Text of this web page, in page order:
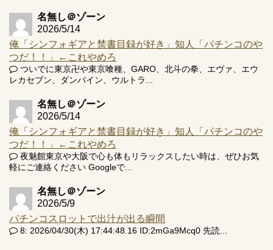
名無し＠ゾーン
2026/5/14
俺「シンフォギアと禁書目録が好き」知人「パチンコのや
つだ！！」←これやめろ
ついでに東京卍や東京喰種、GARO、北斗の拳、エヴァ、エウ
レカセブン、ダンバイン、ウルトラ...
名無し＠ゾーン
2026/5/14
俺「シンフォギアと禁書目録が好き」知人「パチンコのや
つだ！！」←これやめろ
夜魅館東京や大阪で心も体もリラックスしたい時は、ぜひお気
軽にご連絡ください Googleで...
名無し＠ゾーン
2026/5/9
パチンコスロットで出汁が出る瞬間
8: 2026/04/30(木) 17:44:48.16 ID:2mGa9Mcq0 先読...